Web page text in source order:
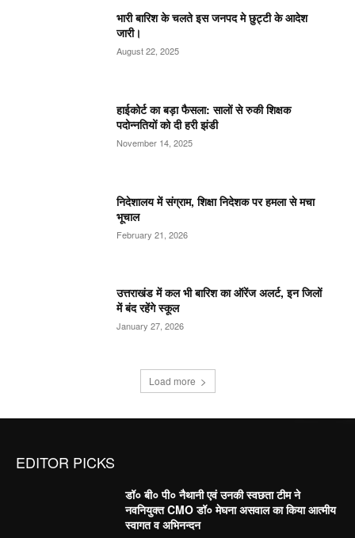
भारी बारिश के चलते इस जनपद मे छुट्टी के आदेश
जारी।
August 22, 2025
हाईकोर्ट का बड़ा फैसला: सालों से रुकी शिक्षक
पदोन्नतियों को दी हरी झंडी
November 14, 2025
निदेशालय में संग्राम, शिक्षा निदेशक पर हमला से मचा
भूचाल
February 21, 2026
उत्तराखंड में कल भी बारिश का ऑरेंज अलर्ट, इन जिलों
में बंद रहेंगे स्कूल
January 27, 2026
Load more
EDITOR PICKS
डॉ० बी० पी० नैथानी एवं उनकी स्वछता टीम ने
नवनियुक्त CMO डॉ० मेघना असवाल का किया आत्मीय
स्वागत व अभिनन्दन